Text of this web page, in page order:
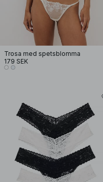
Trosa med spetsblomma
179 SEK